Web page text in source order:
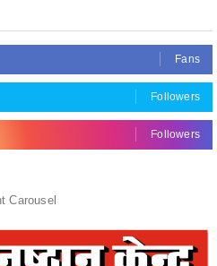
Followers
Followers
Carousel